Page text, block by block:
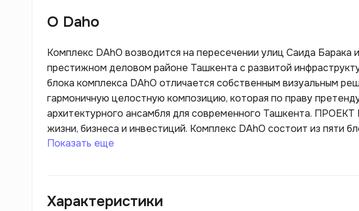
О Daho
Комплекс DAhO возводится на пересечении улиц Саида Барака
престижном деловом районе Ташкента с развитой инфраструктурой. Внешний облик
блока комплекса DAhO отличается собственным визуальным
гармоничную целостную композицию, которая по праву
архитектурного ансамбля для современного Ташкента.
жизни, бизнеса и инвестиций. Комплекс DAhO состоит из пяти
апартаменты, офисы, социальные пространства, торговые
Показать еще
Характеристики